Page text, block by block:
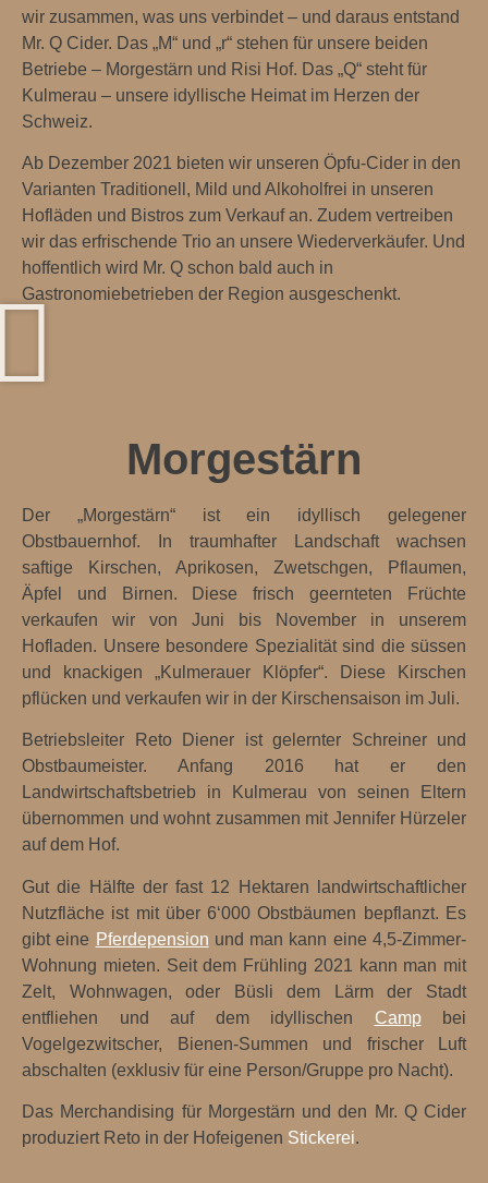
wir zusammen, was uns verbindet – und daraus entstand
Mr. Q Cider. Das „M“ und „r“ stehen für unsere beiden
Betriebe – Morgestärn und Risi Hof. Das „Q“ steht für
Kulmerau – unsere idyllische Heimat im Herzen der
Schweiz.
Ab Dezember 2021 bieten wir unseren Öpfu-Cider in den
Varianten Traditionell, Mild und Alkoholfrei in unseren
Hofläden und Bistros zum Verkauf an. Zudem vertreiben
wir das erfrischende Trio an unsere Wiederverkäufer. Und
hoffentlich wird Mr. Q schon bald auch in
Gastronomiebetrieben der Region ausgeschenkt.
Morgestärn
Der „Morgestärn“ ist ein idyllisch gelegener
Obstbauernhof. In traumhafter Landschaft wachsen
saftige Kirschen, Aprikosen, Zwetschgen, Pflaumen,
Äpfel und Birnen. Diese frisch geernteten Früchte
verkaufen wir von Juni bis November in unserem
Hofladen. Unsere besondere Spezialität sind die süssen
und knackigen „Kulmerauer Klöpfer“. Diese Kirschen
pflücken und verkaufen wir in der Kirschensaison im Juli.
Betriebsleiter Reto Diener ist gelernter Schreiner und
Obstbaumeister. Anfang 2016 hat er den
Landwirtschaftsbetrieb in Kulmerau von seinen Eltern
übernommen und wohnt zusammen mit Jennifer Hürzeler
auf dem Hof.
Gut die Hälfte der fast 12 Hektaren landwirtschaftlicher
Nutzfläche ist mit über 6‘000 Obstbäumen bepflanzt. Es
gibt eine Pferdepension und man kann eine 4,5-Zimmer-
Wohnung mieten. Seit dem Frühling 2021 kann man mit
Zelt, Wohnwagen, oder Büsli dem Lärm der Stadt
entfliehen und auf dem idyllischen Camp
bei
Vogelgezwitscher, Bienen-Summen und frischer Luft
abschalten (exklusiv für eine Person/Gruppe pro Nacht).
Das Merchandising für Morgestärn und den Mr. Q Cider
produziert Reto in der Hofeigenen Stickerei.